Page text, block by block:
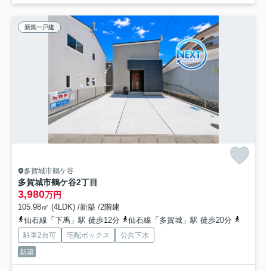
新築一戸建
多賀城市鶴ケ谷
多賀城市鶴ケ谷2丁目
3,980万円
105.98㎡ (4LDK) /新築 /2階建
仙石線「下馬」駅 徒歩12分
仙石線「多賀城」駅 徒歩20分
駐車2台可 宅配ボックス
公共下水
新築